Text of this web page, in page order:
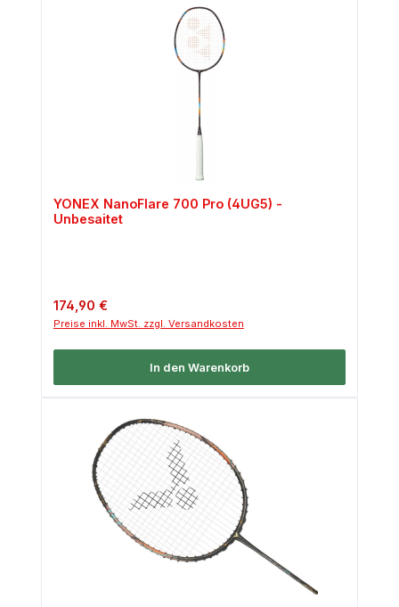
YONEX NanoFlare 700 Pro (4UG5) -
Unbesaitet
Regulärer Preis:
174,90 €
Preise inkl. MwSt. zzgl. Versandkosten
In den Warenkorb